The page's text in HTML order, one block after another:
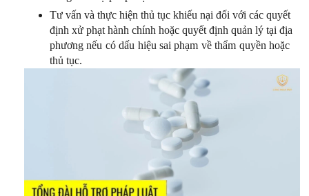
Tư vấn và thực hiện thủ tục khiếu nại đối với các quyết
định xử phạt hành chính hoặc quyết định quản lý tại địa
phương nếu có dấu hiệu sai phạm về thẩm quyền hoặc
thủ tục.